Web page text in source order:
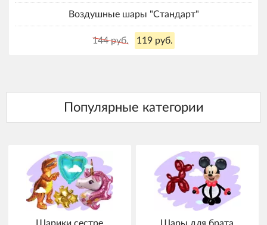
Воздушные шары "Стандарт"
144 руб. 119 руб.
Шарики сестре Шары для брата